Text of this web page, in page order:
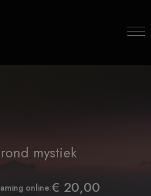
mystiek
online:€ 20,00